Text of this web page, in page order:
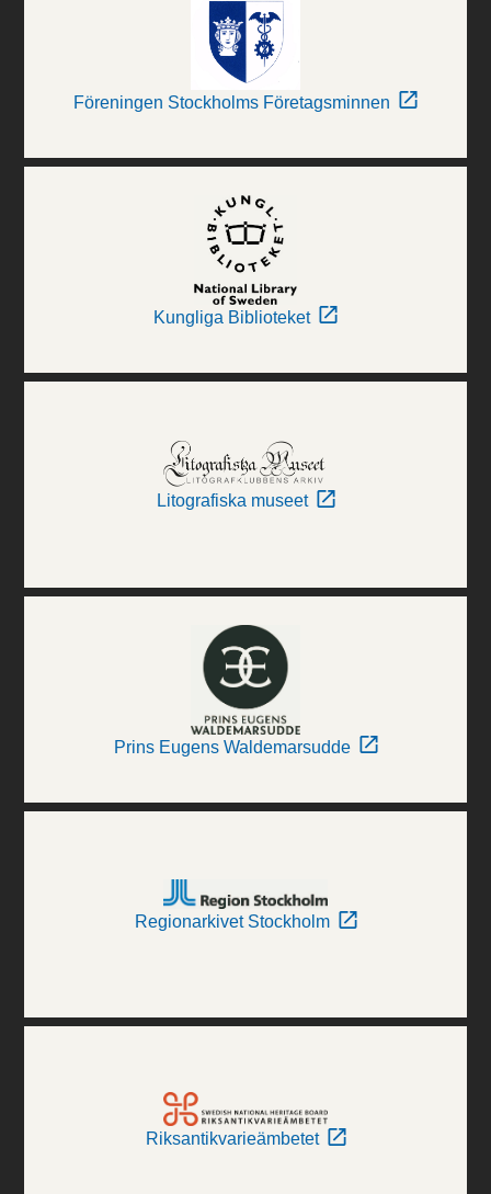
Föreningen Stockholms Företagsminnen
Kungliga Biblioteket
Litografiska museet
Prins Eugens Waldemarsudde
Regionarkivet Stockholm
Riksantikvarieämbetet